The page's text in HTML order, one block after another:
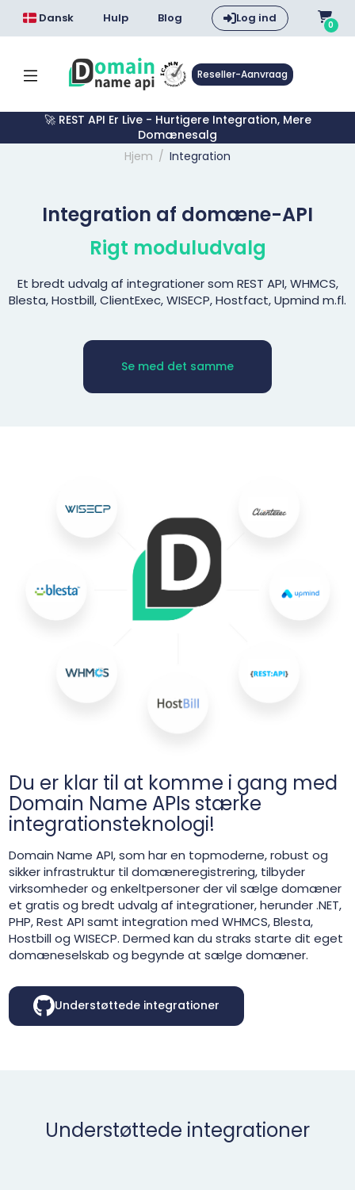
Dansk Hulp Blog Log ind 0
Reseller-Aanvraag
🚀 REST API Er Live - Hurtigere Integration, Mere
Domænesalg
Hjem
Integration
Integration af domæne-API
Rigt moduludvalg
Et bredt udvalg af integrationer som REST API, WHMCS,
Blesta, Hostbill, ClientExec, WISECP, Hostfact, Upmind m.fl.
Se med det samme
Du er klar til at komme i gang med
Domain Name APIs stærke
integrationsteknologi!
Domain Name API, som har en topmoderne, robust og
sikker infrastruktur til domæneregistrering, tilbyder
virksomheder og enkeltpersoner der vil sælge domæner
et gratis og bredt udvalg af integrationer, herunder .NET,
PHP, Rest API samt integration med WHMCS, Blesta,
Hostbill og WISECP. Dermed kan du straks starte dit eget
domæneselskab og begynde at sælge domæner.
Understøttede integrationer
Understøttede integrationer